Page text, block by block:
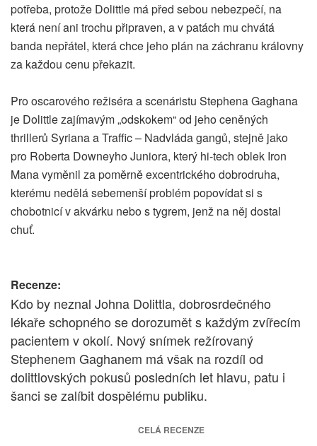
potřeba, protože Dolittle má před sebou nebezpečí, na
která není ani trochu připraven, a v patách mu chvátá
banda nepřátel, která chce jeho plán na záchranu královny
za každou cenu překazit.
Pro oscarového režiséra a scenáristu Stephena Gaghana
je Dolittle zajímavým „odskokem“ od jeho ceněných
thrillerů Syriana a Traffic – Nadvláda gangů, stejně jako
pro Roberta Downeyho Juniora, který hi-tech oblek Iron
Mana vyměnil za poměrně excentrického dobrodruha,
kterému nedělá sebemenší problém popovídat si s
chobotnicí v akvárku nebo s tygrem, jenž na něj dostal
chuť.
Recenze:
Kdo by neznal Johna Dolittla, dobrosrdečného
lékaře schopného se dorozumět s každým zvířecím
pacientem v okolí. Nový snímek režírovaný
Stephenem Gaghanem má však na rozdíl od
dolittlovských pokusů posledních let hlavu, patu i
šanci se zalíbit dospělému publiku.
CELÁ RECENZE